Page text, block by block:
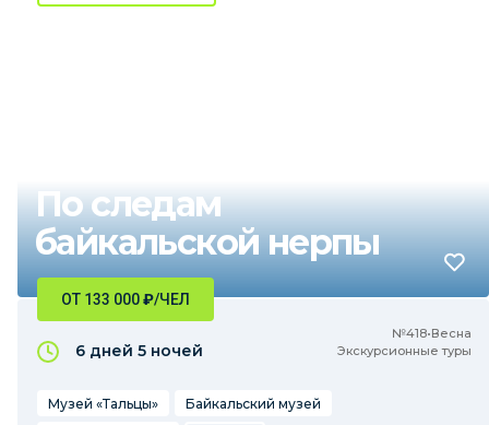
По следам
байкальской нерпы
№418•Весна
Экскурсионные туры
ОТ 133 000₽/ЧЕЛ
6 дней 5 ночей
Музей «Тальцы»
Байкальский музей